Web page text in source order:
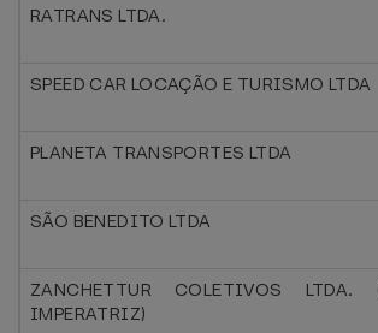
RATRANS LTDA.
SPEED CAR LOCAÇÃO E TURISMO LTDA
PLANETA TRANSPORTES LTDA
SÃO BENEDITO LTDA
ZANCHETTUR COLETIVOS LTDA.
IMPERATRIZ)